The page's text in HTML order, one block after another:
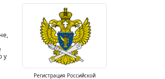
у
Регистрация Российской